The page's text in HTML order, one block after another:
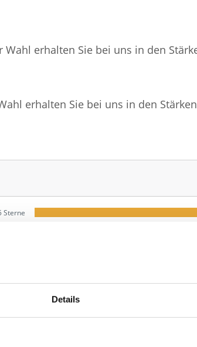
Details
Wahl erhalten Sie bei uns in den
erhalten Sie bei uns in den Stärken
Sterne
1 Stern
Christian X.